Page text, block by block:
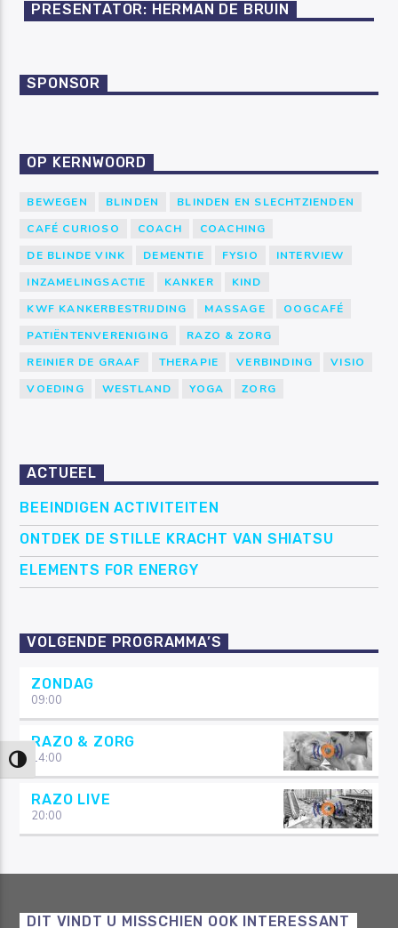
Keuze voor hoog contrast
PRESENTATOR: HERMAN DE BRUIN
SPONSOR
OP KERNWOORD
BEWEGEN BLINDEN
BLINDEN EN SLECHTZIENDEN
CAFÉ CURIOSO
COACH
COACHING
DE BLINDE VINK
DEMENTIE FYSIO
INTERVIEW
INZAMELINGSACTIE
KANKER
KIND
KWF KANKERBESTRIJDING
MASSAGE
OOGCAFÉ
PATIËNTENVERENIGING
RAZO & ZORG
REINIER DE GRAAF
THERAPIE VERBINDING
VISIO
VOEDING
WESTLAND YOGA ZORG
ACTUEEL
BEEINDIGEN ACTIVITEITEN
ONTDEK DE STILLE KRACHT VAN SHIATSU
ELEMENTS FOR ENERGY
VOLGENDE PROGRAMMA’S
ZONDAG
09:00
RAZO & ZORG
14:00
RAZO LIVE
20:00
DIT VINDT U MISSCHIEN OOK INTERESSANT